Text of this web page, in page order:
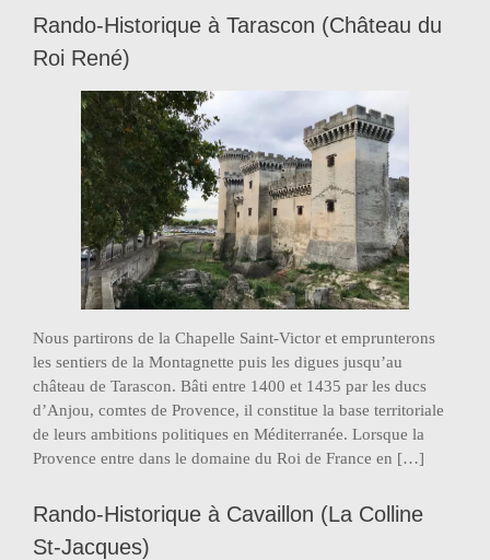
Rando-Historique à Tarascon (Château du
Roi René)
Nous partirons de la Chapelle Saint-Victor et emprunterons
les sentiers de la Montagnette puis les digues jusqu’au
château de Tarascon. Bâti entre 1400 et 1435 par les ducs
d’Anjou, comtes de Provence, il constitue la base territoriale
de leurs ambitions politiques en Méditerranée. Lorsque la
Provence entre dans le domaine du Roi de France en […]
Rando-Historique à Cavaillon (La Colline
St-Jacques)